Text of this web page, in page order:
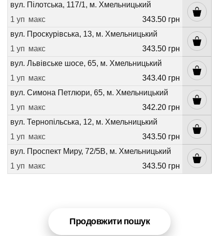
вул. Пілотська, 117/1, м. Хмельницький
1 уп макс
343.50 грн
вул. Проскурівська, 13, м. Хмельницький
1 уп макс
343.50 грн
вул. Львівське шосе, 65, м. Хмельницький
1 уп макс
343.40 грн
вул. Симона Петлюри, 65, м. Хмельницький
1 уп макс
342.20 грн
вул. Тернопільська, 12, м. Хмельницький
1 уп макс
343.50 грн
вул. Проспект Миру, 72/5В, м. Хмельницький
1 уп макс 343.50 грн
Продовжити пошук